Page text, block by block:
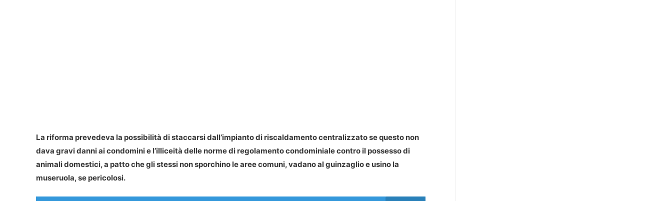
La riforma prevedeva la possibilità di staccarsi dall’impianto di riscaldamento centralizzatose questo non
dava gravi danni ai condomini e l’illiceità delle norme di regolamento condominiale contro il possesso di
animali domestici, a patto che gli stessi non sporchino le aree comuni, vadano al guinzaglio e usino la
museruola, se pericolosi.